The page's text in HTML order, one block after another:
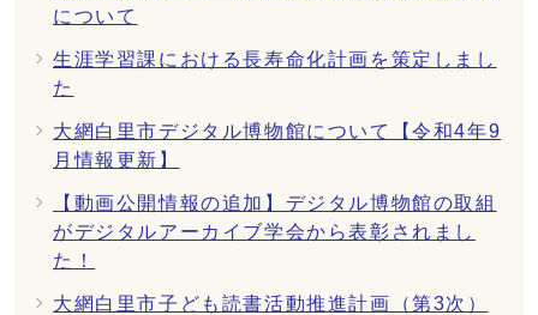
について
生涯学習課における長寿命化計画を策定しまし
た
大網白里市デジタル博物館について【令和4年9
月情報更新】
【動画公開情報の追加】デジタル博物館の取組
がデジタルアーカイブ学会から表彰されまし
た！
大網白里市子ども読書活動推進計画（第3次）